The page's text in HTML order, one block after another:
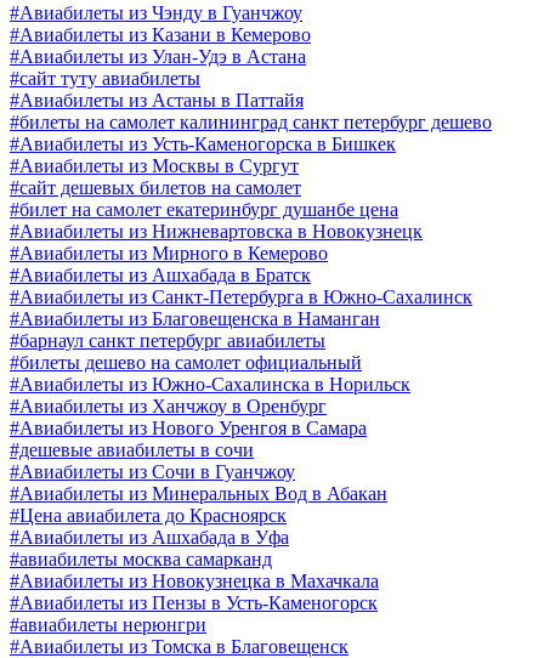
#Авиабилеты из Чэнду в Гуанчжоу
#Авиабилеты из Казани в Кемерово
#Авиабилеты из Улан-Удэ в Астана
#сайт туту авиабилеты
#Авиабилеты из Астаны в Паттайя
#билеты на самолет калининград санкт петербург дешево
#Авиабилеты из Усть-Каменогорска в Бишкек
#Авиабилеты из Москвы в Сургут
#сайт дешевых билетов на самолет
#билет на самолет екатеринбург душанбе цена
#Авиабилеты из Нижневартовска в Новокузнецк
#Авиабилеты из Мирного в Кемерово
#Авиабилеты из Ашхабада в Братск
#Авиабилеты из Санкт-Петербурга в Южно-Сахалинск
#Авиабилеты из Благовещенска в Наманган
#барнаул санкт петербург авиабилеты
#билеты дешево на самолет официальный
#Авиабилеты из Южно-Сахалинска в Норильск
#Авиабилеты из Ханчжоу в Оренбург
#Авиабилеты из Нового Уренгоя в Самара
#дешевые авиабилеты в сочи
#Авиабилеты из Сочи в Гуанчжоу
#Авиабилеты из Минеральных Вод в Абакан
#Цена авиабилета до Красноярск
#Авиабилеты из Ашхабада в Уфа
#авиабилеты москва самарканд
#Авиабилеты из Новокузнецка в Махачкала
#Авиабилеты из Пензы в Усть-Каменогорск
#авиабилеты нерюнгри
#Авиабилеты из Томска в Благовещенск